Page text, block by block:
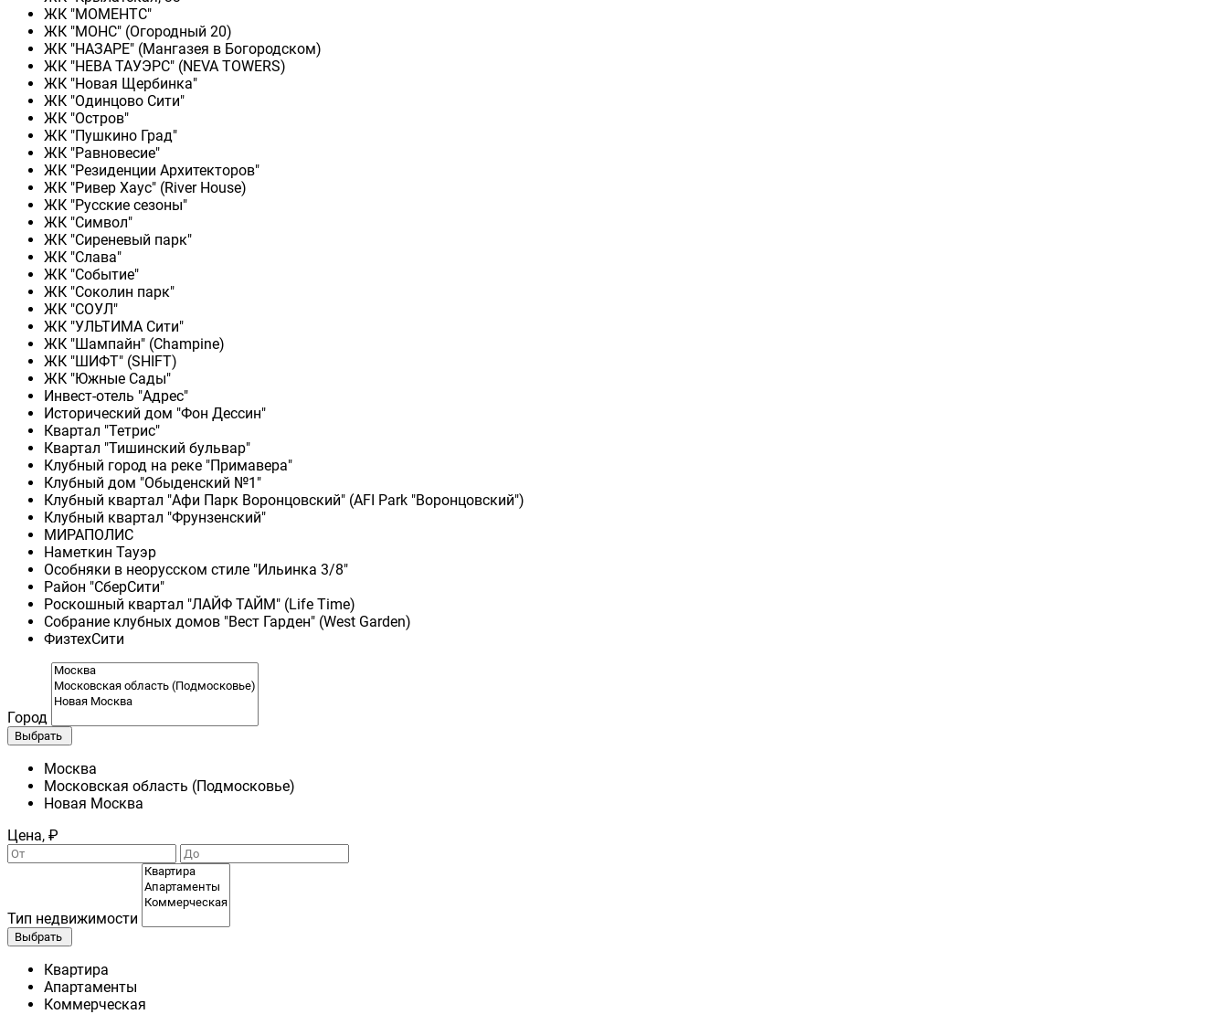
ЖК "МОМЕНТС"
ЖК "МОНС" (Огородный 20)
ЖК "НАЗАРЕ" (Мангазея в Богородском)
ЖК "НЕВА ТАУЭРС" (NEVA TOWERS)
ЖК "Новая Щербинка"
ЖК "Одинцово Сити"
ЖК "Остров"
ЖК "Пушкино Град"
ЖК "Равновесие"
ЖК "Резиденции Архитекторов"
ЖК "Ривер Хаус" (River Нouse)
ЖК "Русские сезоны"
ЖК "Символ"
ЖК "Сиреневый парк"
ЖК "Слава"
ЖК "Событие"
ЖК "Соколин парк"
ЖК "СОУЛ"
ЖК "УЛЬТИМА Сити"
ЖК "Шампайн" (Champine)
ЖК "ШИФТ" (SHIFT)
ЖК "Южные Сады"
Инвест-отель "Адрес"
Исторический дом "Фон Дессин"
Квартал "Тетрис"
Квартал "Тишинский бульвар"
Клубный город на реке "Примавера"
Клубный дом "Обыденский №1"
Клубный квартал "Афи Парк Воронцовский" (AFI Park "Воронцовский")
Клубный квартал "Фрунзенский"
МИРАПОЛИС
Наметкин Тауэр
Особняки в неорусском стиле "Ильинка 3/8"
Район "СберСити"
Роскошный квартал "ЛАЙФ ТАЙМ" (Life Time)
Собрание клубных домов "Вест Гарден" (West Garden)
ФизтехСити
Город
Выбрать
Москва
Московская область (Подмосковье)
Новая Москва
Цена, ₽
Тип недвижимости
Выбрать
Квартира
Апартаменты
Коммерческая